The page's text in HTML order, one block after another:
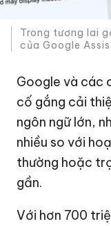
Trong tương lai
của Google
Google và các
cố gắng cải
ngôn ngữ lớn,
nhiều so với
thường hoặc
gần.
Với hơn 700